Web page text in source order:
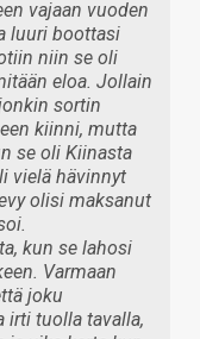
vajaan vuoden
luuri boottasi
niin se oli
eloa. Jollain
sortin
kiinni, mutta
se oli Kiinasta
vielä hävinnyt
olisi maksanut
kun se lahosi
Varmaan
joku
irti tuolla tavalla,